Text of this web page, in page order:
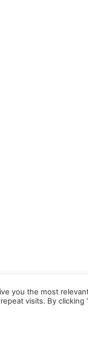
you the most
visits. By clicking